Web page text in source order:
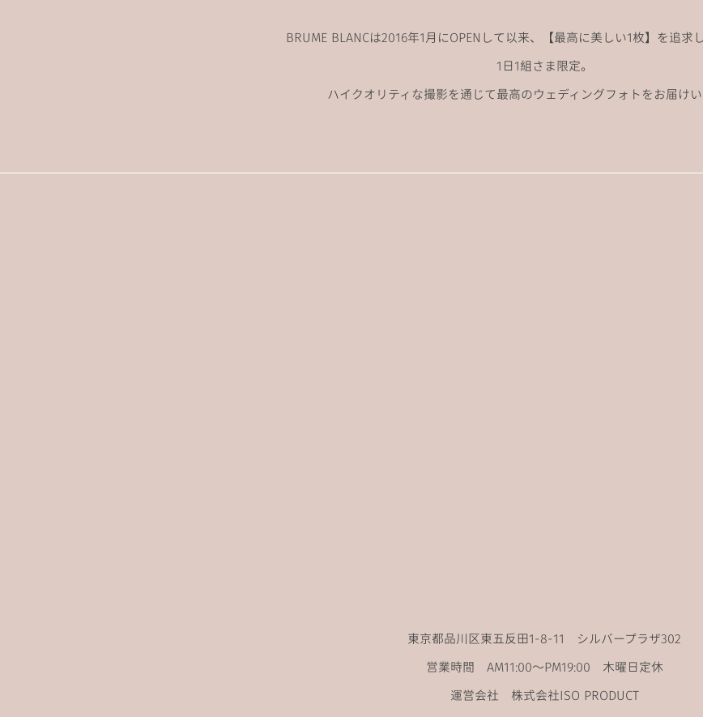
BRUME BLANCは2016年1月にOPENして以来、
【最高に美しい1枚】を追求
1日1組さま限定。
ハイクオリティな撮影を通じて最高のウェディングフォトをお届けい
東京都品川区東五反田1-8-11 シルバープラザ302
営業時間 AM11:00〜PM19:00 木曜日定休
運営会社 株式会社ISO PRODUCT